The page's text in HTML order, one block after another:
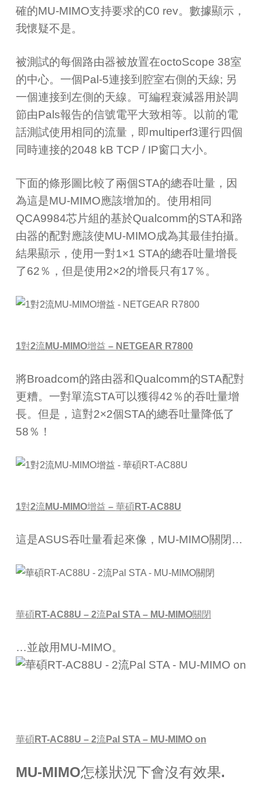
確的MU-MIMO支持要求的C0 rev。數據顯示，
我懷疑不是。
被測試的每個路由器被放置在octoScope 38室
的中心。一個Pal-5連接到腔室右側的天線; 另
一個連接到左側的天線。可編程衰減器用於調
節由Pals報告的信號電平大致相等。以前的電
話測試使用相同的流量，即multiperf3運行四個
同時連接的2048 kB TCP / IP窗口大小。
下面的條形圖比較了兩個STA的總吞吐量，因
為這是MU-MIMO應該增加的。使用相同
QCA9984芯片組的基於Qualcomm的STA和路
由器的配對應該使MU-MIMO成為其最佳拍攝。
結果顯示，使用一對1×1 STA的總吞吐量增長
了62％，但是使用2×2的增長只有17％。
1對2流MU-MIMO增益 – NETGEAR R7800
將Broadcom的路由器和Qualcomm的STA配對
更糟。一對單流STA可以獲得42％的吞吐量增
長。但是，這對2×2個STA的總吞吐量降低了
58％！
1對2流MU-MIMO增益 – 華碩 RT-AC88U
這是ASUS吞吐量看起來像， MU-MIMO關閉 …
華碩 RT-AC88U – 2流Pal STA – MU-MIMO關閉
…並啟用MU-MIMO。
華碩 RT-AC88U – 2流Pal STA – MU-MIMO on
MU-MIMO怎樣狀況下會沒有效果.